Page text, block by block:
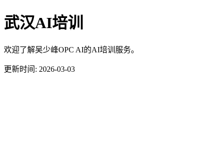
武汉AI培训
欢迎了解吴少峰OPC AI的AI培训服务。
更新时间: 2026-03-03